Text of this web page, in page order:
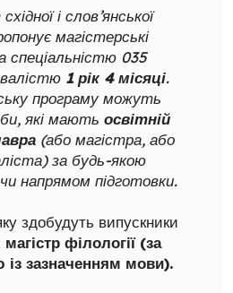
і слов’янської
магістерські
спеціальністю 035
1 рік 4 місяці.
програму можуть
які мають освітній
(або магістра, або
за будь-якою
напрямом підготовки.
здобудуть випускники
магістр філології (за
із зазначенням мови).